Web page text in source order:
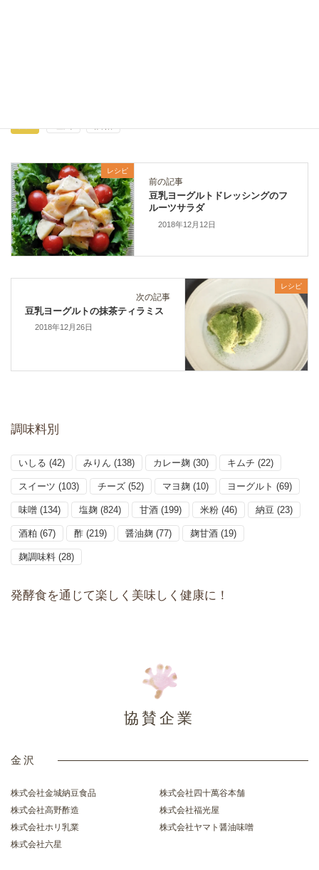
レシピ
前の記事
豆乳ヨーグルトドレッシングのフ
ルーツサラダ
2018年12月12日
レシピ
次の記事
豆乳ヨーグルトの抹茶ティラミス
2018年12月26日
調味料別
いしる (42) みりん (138) カレー麹 (30) キムチ (22)
スイーツ (103) チーズ (52) マヨ麹 (10) ヨーグルト (69)
味噌 (134) 塩麹 (824) 甘酒 (199) 米粉 (46) 納豆 (23)
酒粕 (67) 酢 (219) 醤油麹 (77) 麹甘酒 (19)
麹調味料 (28)
発酵食を通じて楽しく美味しく健康に！
協賛企業
金沢
株式会社金城納豆食品
株式会社四十萬谷本舗
株式会社高野酢造
株式会社福光屋
株式会社ホリ乳業
株式会社ヤマト醤油味噌
株式会社六星